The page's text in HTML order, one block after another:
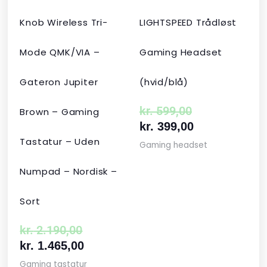
Knob Wireless Tri-
Mode QMK/VIA –
Gateron Jupiter
Brown – Gaming
Tastatur – Uden
Numpad – Nordisk –
Sort
kr.2.190,00
kr. 1.465,00
Gaming tastatur
LIGHTSPEED Trådløst
Gaming Headset
(hvid/blå)
kr.599,00
kr. 399,00
Gaming headset